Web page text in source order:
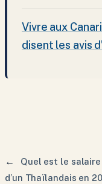
Vivre aux
disent les avis
←
Quel est le salaire
d’un Thaïlandais en